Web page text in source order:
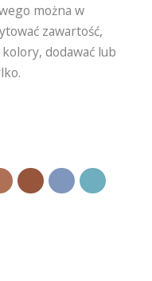
można w
zawartość,
dodawać lub